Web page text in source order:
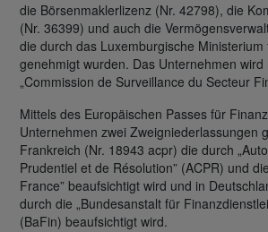
die Börsenmaklerlizenz (Nr. 42798), die
(Nr. 36399) und auch die
die durch das Luxemburgische Ministerium
genehmigt wurden. Das Unternehmen
„Commission de Surveillance du Secteur
Mittels des Europäischen Passes für
Unternehmen zwei Zweigniederlassungen
Frankreich (Nr. 18943 acpr) die durch
Prudentiel et de Résolution” (ACPR) und
France” beaufsichtigt wird und in
durch die „Bundesanstalt für
(BaFin) beaufsichtigt wird.